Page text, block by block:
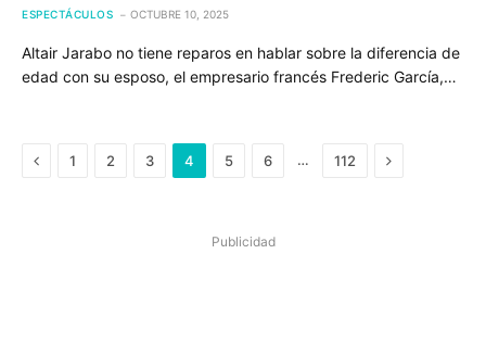
ESPECTÁCULOS OCTUBRE 10, 2025
Altair Jarabo no tiene reparos en hablar sobre la diferencia de
edad con su esposo, el empresario francés Frederic García,…
Previous
1 2 3 4 5 6 … 112 Next
Publicidad